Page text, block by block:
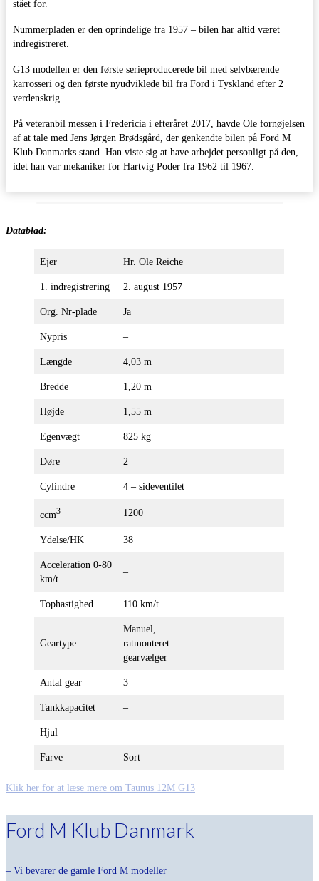
stået for.
Nummerpladen er den oprindelige fra 1957 – bilen har altid været
indregistreret.
G13 modellen er den første serieproducerede bil med selvbærende
karrosseri og den første nyudviklede bil fra Ford i Tyskland efter 2
verdenskrig.
På veteranbil messen i Fredericia i efteråret 2017, havde Ole fornøjelsen
af at tale med Jens Jørgen Brødsgård, der genkendte bilen på Ford M
Klub Danmarks stand. Han viste sig at have arbejdet personligt på den,
idet han var mekaniker for Hartvig Poder fra 1962 til 1967.
Datablad:
Ejer Hr. Ole Reiche
1. indregistrering 2. august 1957
Org. Nr-plade Ja
Nypris –
Længde 4,03 m
Bredde 1,20 m
Højde 1,55 m
Egenvægt 825 kg
Døre 2
Cylindre 4 – sideventilet
ccm3 1200
Ydelse/HK 38
Acceleration 0-80
km/t
–
Tophastighed 110 km/t
Geartype
Manuel,
ratmonteret
gearvælger
Antal gear 3
Tankkapacitet –
Hjul –
Farve Sort
Klik her for at læse mere om Taunus 12M G13
Ford M Klub Danmark
– Vi bevarer de gamle Ford M modeller